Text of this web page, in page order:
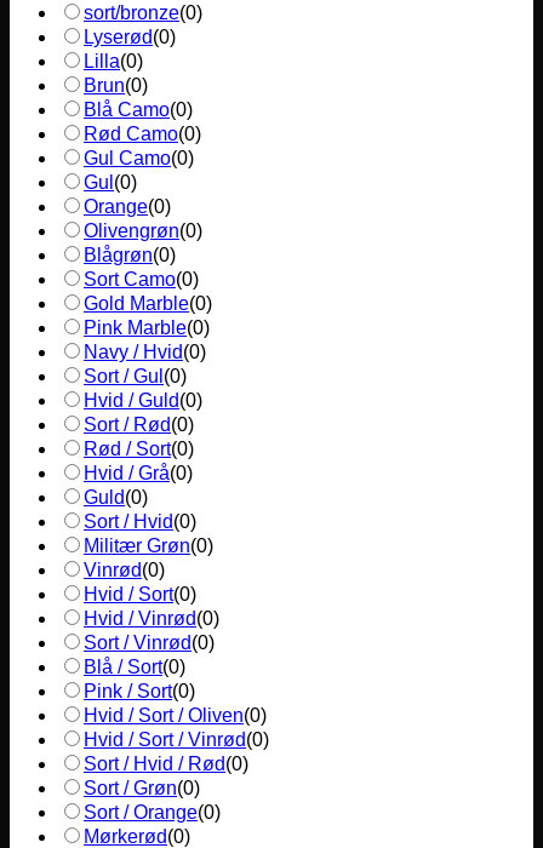
sort/bronze(0)
Lyserød(0)
Lilla(0)
Brun(0)
Blå Camo(0)
Rød Camo(0)
Gul Camo(0)
Gul (0)
Orange(0)
Olivengrøn(0)
Blågrøn(0)
Sort Camo(0)
Gold Marble(0)
Pink Marble(0)
Navy / Hvid(0)
Sort / Gul (0)
Hvid / Guld(0)
Sort / Rød(0)
Rød / Sort(0)
Hvid / Grå(0)
Guld(0)
Sort / Hvid(0)
Militær Grøn(0)
Vinrød(0)
Hvid / Sort(0)
Hvid / Vinrød(0)
Sort / Vinrød(0)
Blå / Sort(0)
Pink / Sort(0)
Hvid / Sort / Oliven(0)
Hvid / Sort / Vinrød(0)
Sort / Hvid / Rød(0)
Sort / Grøn(0)
Sort / Orange(0)
Mørkerød(0)